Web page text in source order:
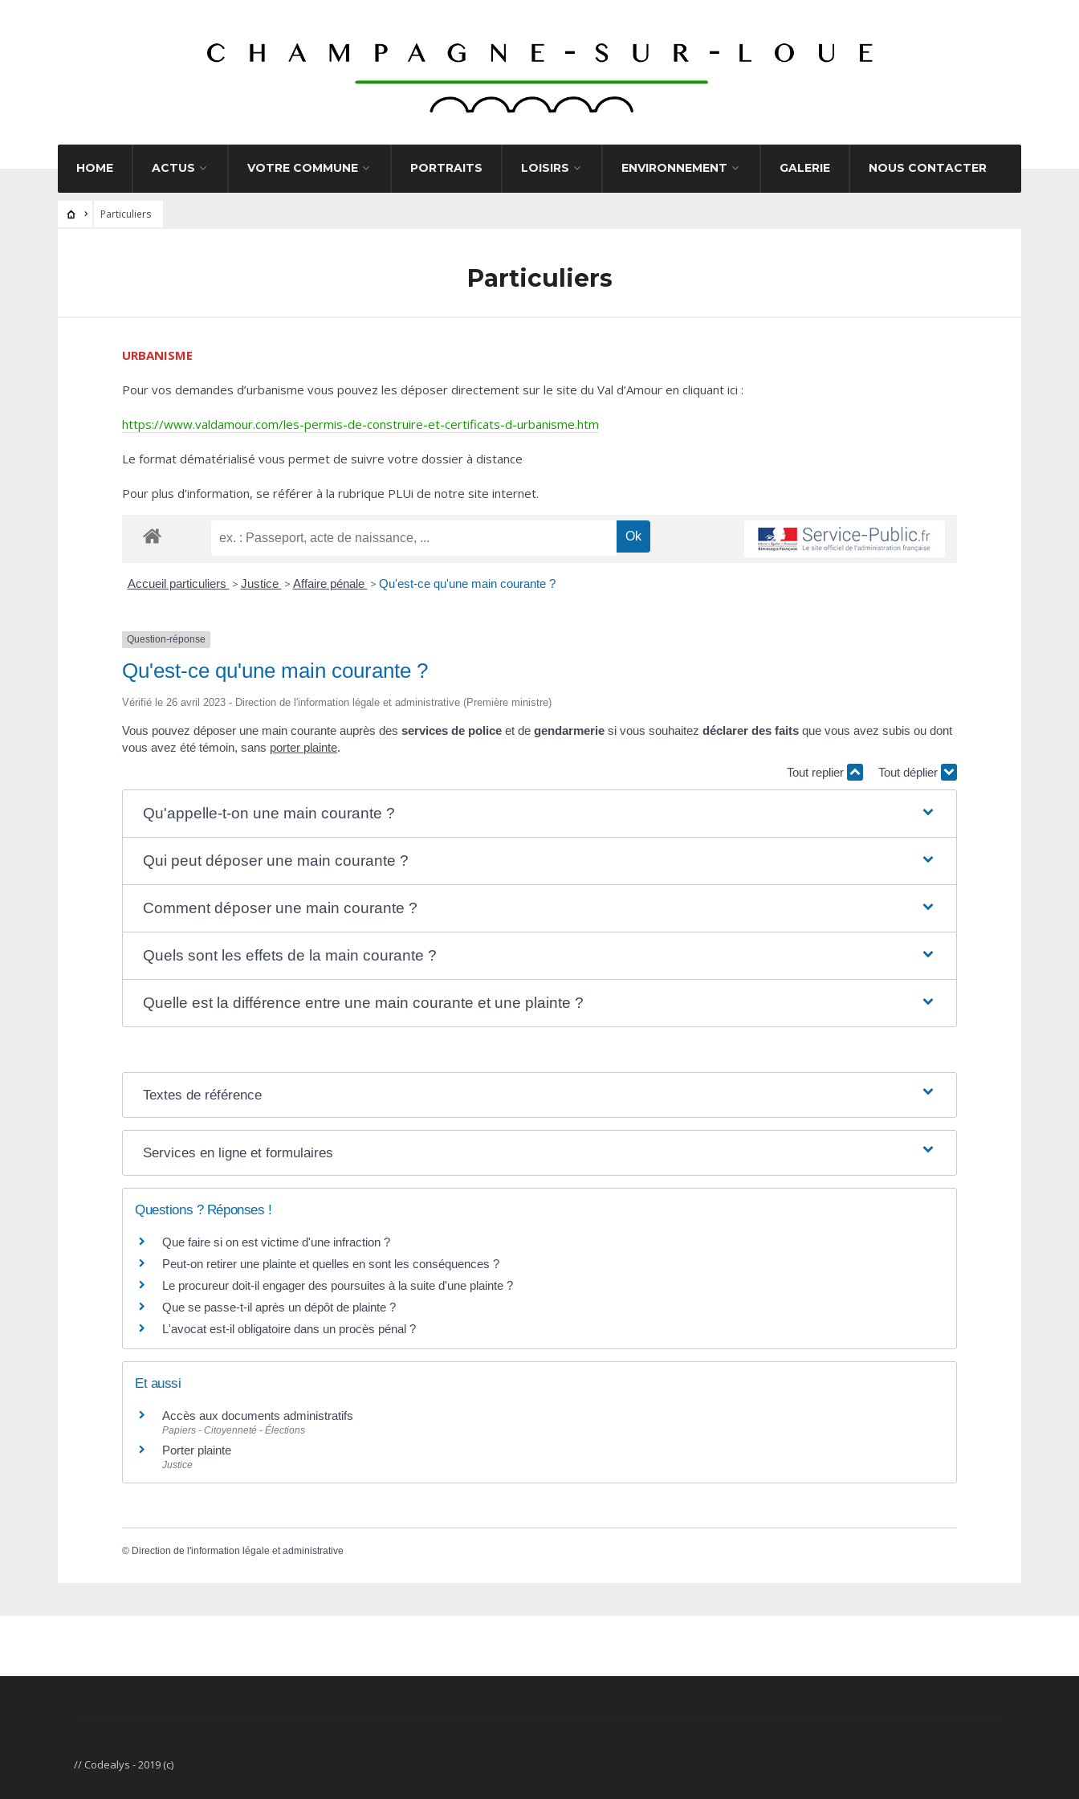
HOME ACTUS VOTRE COMMUNE PORTRAITS LOISIRS ENVIRONNEMENT GALERIE NOUS CONTACTER
Particuliers
Particuliers
URBANISME
Pour vos demandes d’urbanisme vous pouvez les déposer directement sur le site du Val d’Amour en cliquant ici :
https://www.valdamour.com/les-permis-de-construire-et-certificats-d-urbanisme.htm
Le format dématérialisé vous permet de suivre votre dossier à distance
Pour plus d’information, se référer à la rubrique PLUi de notre site internet.
Accueil particuliers > Justice > Affaire pénale > Qu'est-ce qu'une main courante ?
Question-réponse
Qu'est-ce qu'une main courante ?
Vérifié le 26 avril 2023 - Direction de l'information légale et administrative (Première ministre)
Vous pouvez déposer une main courante auprès des services de police et de gendarmerie si vous souhaitez déclarer des faits que vous avez subis ou dont
vous avez été témoin, sans porter plainte.
Tout replier
Tout déplier
Qu'appelle-t-on une main courante ?
Qui peut déposer une main courante ?
Comment déposer une main courante ?
Quels sont les effets de la main courante ?
Quelle est la différence entre une main courante et une plainte ?
Textes de référence
Services en ligne et formulaires
Questions ? Réponses !
Que faire si on est victime d'une infraction ?
Peut-on retirer une plainte et quelles en sont les conséquences ?
Le procureur doit-il engager des poursuites à la suite d'une plainte ?
Que se passe-t-il après un dépôt de plainte ?
L'avocat est-il obligatoire dans un procès pénal ?
Et aussi
Accès aux documents administratifs
Papiers - Citoyenneté - Élections
Porter plainte
Justice
© Direction de l'information légale et administrative
// Codealys - 2019 (c)